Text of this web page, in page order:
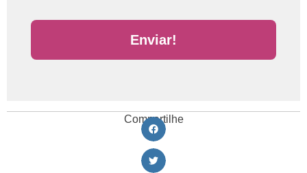
Enviar!
Compartilhe